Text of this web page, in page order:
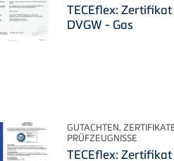
TECEflex: Zertifikat
DVGW - Gas
GUTACHTEN,
PRÜFZEUGNISSE
TECEflex: Zertifikat